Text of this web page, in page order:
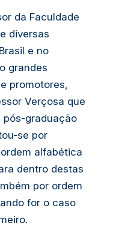
da Faculdade
diversas
e no
grandes
promotores,
Verçosa que
pós-graduação
se por
alfabética
dentro destas
por ordem
for o caso